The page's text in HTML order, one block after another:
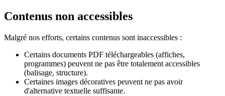
Contenus non accessibles
Malgré nos efforts, certains contenus sont inaccessibles :
Certains documents PDF téléchargeables (affiches,
programmes) peuvent ne pas être totalement accessibles
(balisage, structure).
Certaines images décoratives peuvent ne pas avoir
d'alternative textuelle suffisante.